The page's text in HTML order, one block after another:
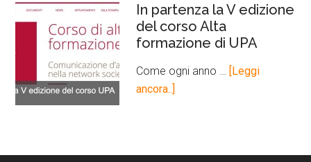
In partenza la V edizione
del corso Alta
formazione di UPA
Come ogni anno … [Leggi
ancora..]